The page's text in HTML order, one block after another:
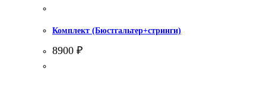
Комплект (Бюстгальтер+стринги)
8900 ₽